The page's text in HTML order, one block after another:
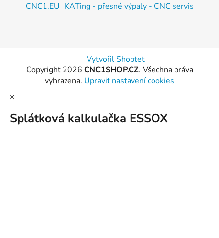
CNC1.EU KATing - přesné výpaly - CNC servis
Vytvořil Shoptet
Copyright 2026 CNC1SHOP.CZ. Všechna práva
vyhrazena. Upravit nastavení cookies
×
Splátková kalkulačka ESSOX